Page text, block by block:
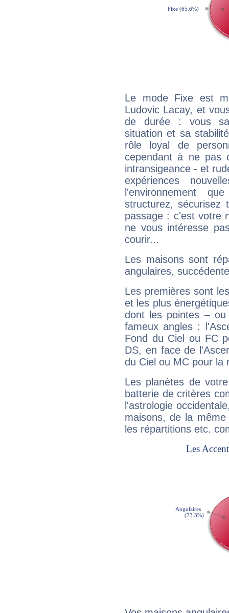
Le mode Fixe est
Ludovic Lacay, et
de durée : vous
situation et sa
rôle loyal de
cependant à ne pas
intransigeance - et
expériences
l'environnement
structurez, sécurisez
passage : c'est votre
ne vous intéresse
courir...
Les maisons sont
angulaires,
Les premières sont
et les plus
dont les pointes –
fameux angles :
Fond du Ciel ou FC
DS, en face de
du Ciel ou MC pour la
Les planètes de
batterie de critères
l'astrologie
maisons, de la
les répartitions etc.